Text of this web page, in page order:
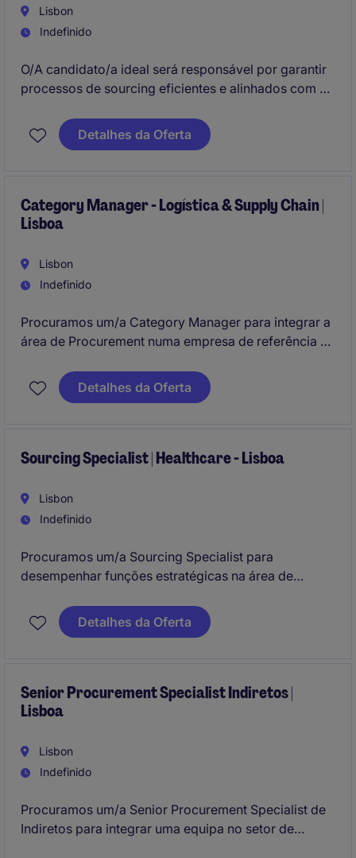
Lisbon
Indefinido
O/A candidato/a ideal será responsável por garantir
processos de sourcing eficientes e alinhados com os
Detalhes da Oferta
Category Manager - Logística & Supply Chain |
Lisboa
Lisbon
Indefinido
Procuramos um/a Category Manager para integrar a
área de Procurement numa empresa de referência no
negociar contratos com fornecedores para as
categorias de Logística & Supply Chain.
Detalhes da Oferta
Sourcing Specialist | Healthcare - Lisboa
Lisbon
Indefinido
Procuramos um/a Sourcing Specialist para
desempenhar funções estratégicas na área de
quem tem experiência e conhecimento na gestão de
contratos e aquisição de bens e serviços.
Detalhes da Oferta
Senior Procurement Specialist Indiretos |
Lisboa
Lisbon
Indefinido
Procuramos um/a Senior Procurement Specialist de
Indiretos para integrar uma equipa no setor de